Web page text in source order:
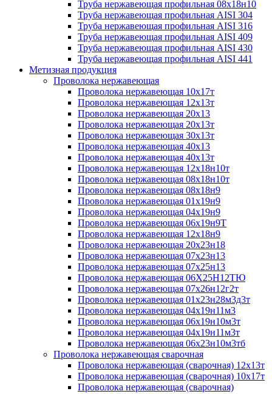
Труба нержавеющая профильная 08х18н10
Труба нержавеющая профильная AISI 304
Труба нержавеющая профильная AISI 316
Труба нержавеющая профильная AISI 409
Труба нержавеющая профильная AISI 430
Труба нержавеющая профильная AISI 441
Метизная продукция
Проволока нержавеющая
Проволока нержавеющая 10х17т
Проволока нержавеющая 12х13т
Проволока нержавеющая 20х13
Проволока нержавеющая 20х13т
Проволока нержавеющая 30х13т
Проволока нержавеющая 40х13
Проволока нержавеющая 40х13т
Проволока нержавеющая 12х18н10т
Проволока нержавеющая 08х18н10т
Проволока нержавеющая 08х18н9
Проволока нержавеющая 01х19н9
Проволока нержавеющая 04х19н9
Проволока нержавеющая 06х19н9Т
Проволока нержавеющая 12х18н9
Проволока нержавеющая 20х23н18
Проволока нержавеющая 07х23н13
Проволока нержавеющая 07х25н13
Проволока нержавеющая 06Х25Н12ТЮ
Проволока нержавеющая 07х26н12г2т
Проволока нержавеющая 01х23н28м3д3т
Проволока нержавеющая 04х19н11м3
Проволока нержавеющая 06х19н10м3т
Проволока нержавеющая 04х19н11м3т
Проволока нержавеющая 06х23н10м3тб
Проволока нержавеющая сварочная
Проволока нержавеющая (сварочная) 12х13т
Проволока нержавеющая (сварочная) 10х17т
Проволока нержавеющая (сварочная)